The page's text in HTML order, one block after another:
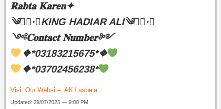
𝐑𝐚𝐛𝐭𝐚 𝐊𝐚𝐫𝐞𝐧✦
༄●⃝·★KING HADIAR ALI༄●⃝·★
༺𝐂𝐨𝐧𝐭𝐚𝐜𝐭 𝐍𝐮𝐦𝐛𝐞𝐫༻
❖*03183215675*❖
❖*03702456238*
Visit Our Website: AK Lasbela
Updated: 29/07/2025 — 9:00 PM